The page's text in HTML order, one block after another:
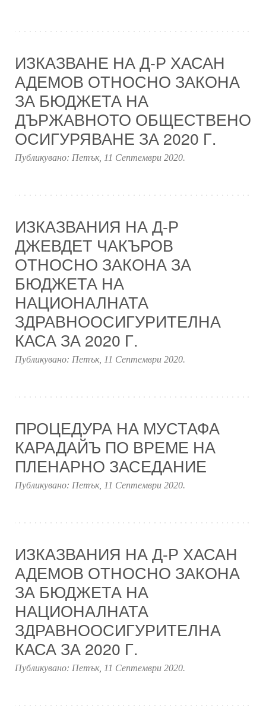
ИЗКАЗВАНЕ НА Д-Р ХАСАН
АДЕМОВ ОТНОСНО ЗАКОНА
ЗА БЮДЖЕТА НА
ДЪРЖАВНОТО ОБЩЕСТВЕНО
ОСИГУРЯВАНЕ ЗА 2020 Г.
Публикувано: Петък, 11 Септември 2020.
ИЗКАЗВАНИЯ НА Д-Р
ДЖЕВДЕТ ЧАКЪРОВ
ОТНОСНО ЗАКОНА ЗА
БЮДЖЕТА НА
НАЦИОНАЛНАТА
ЗДРАВНООСИГУРИТЕЛНА
КАСА ЗА 2020 Г.
Публикувано: Петък, 11 Септември 2020.
ПРОЦЕДУРА НА МУСТАФА
КАРАДАЙЪ ПО ВРЕМЕ НА
ПЛЕНАРНО ЗАСЕДАНИЕ
Публикувано: Петък, 11 Септември 2020.
ИЗКАЗВАНИЯ НА Д-Р ХАСАН
АДЕМОВ ОТНОСНО ЗАКОНА
ЗА БЮДЖЕТА НА
НАЦИОНАЛНАТА
ЗДРАВНООСИГУРИТЕЛНА
КАСА ЗА 2020 Г.
Публикувано: Петък, 11 Септември 2020.